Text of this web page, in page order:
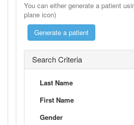
You can either generate a patient
plane icon)
Search Criteria
Last Name
First Name
Gender